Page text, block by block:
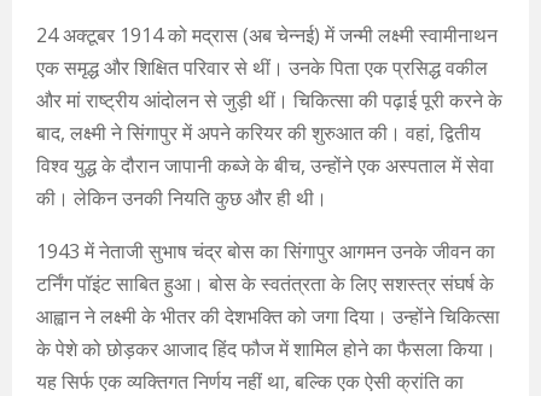
24 अक्टूबर 1914 को मद्रास (अब चेन्नई) में जन्मी लक्ष्मी स्वामीनाथन
एक समृद्ध और शिक्षित परिवार से थीं। उनके पिता एक प्रसिद्ध वकील
और मां राष्ट्रीय आंदोलन से जुड़ी थीं। चिकित्सा की पढ़ाई पूरी करने के
बाद, लक्ष्मी ने सिंगापुर में अपने करियर की शुरुआत की। वहां, द्वितीय
विश्व युद्ध के दौरान जापानी कब्जे के बीच, उन्होंने एक अस्पताल में सेवा
की। लेकिन उनकी नियति कुछ और ही थी।
1943 में नेताजी सुभाष चंद्र बोस का सिंगापुर आगमन उनके जीवन का
टर्निंग पॉइंट साबित हुआ। बोस के स्वतंत्रता के लिए सशस्त्र संघर्ष के
आह्वान ने लक्ष्मी के भीतर की देशभक्ति को जगा दिया। उन्होंने चिकित्सा
के पेशे को छोड़कर आजाद हिंद फौज में शामिल होने का फैसला किया।
यह सिर्फ एक व्यक्तिगत निर्णय नहीं था, बल्कि एक ऐसी क्रांति का